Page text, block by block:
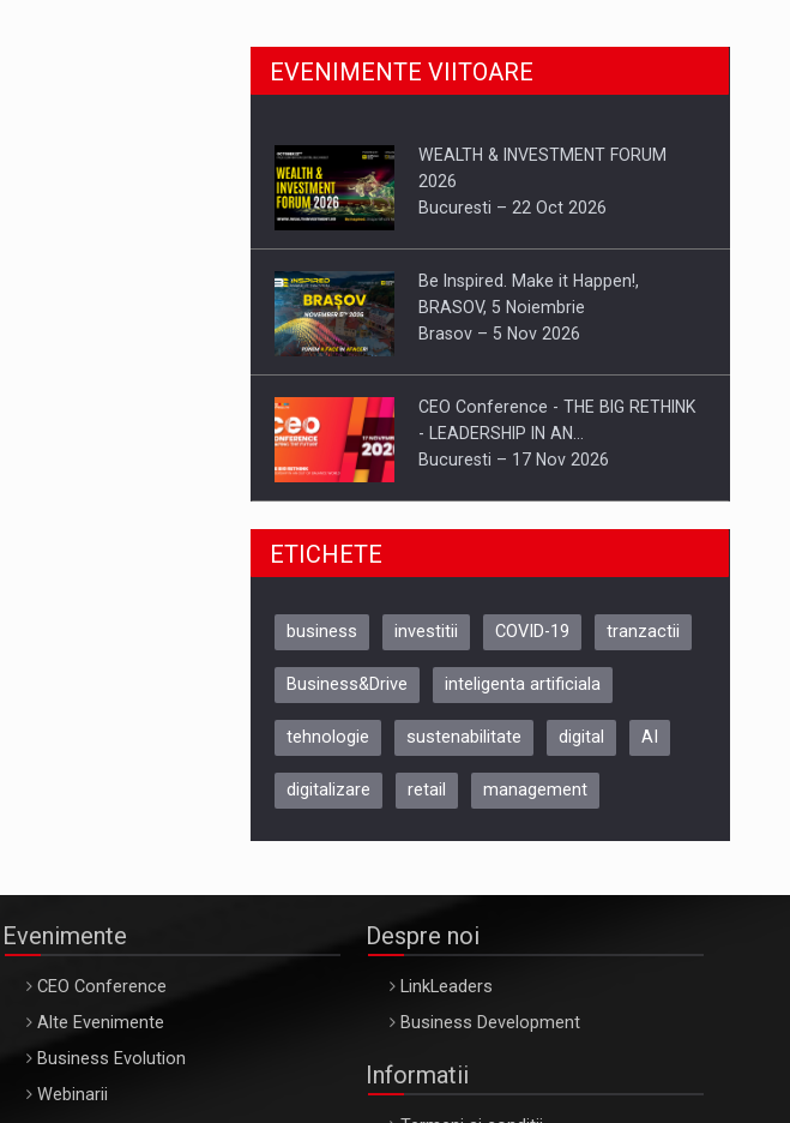
EVENIMENTE VIITOARE
WEALTH & INVESTMENT FORUM
2026
Bucuresti – 22 Oct 2026
Be Inspired. Make it Happen!,
BRASOV, 5 Noiembrie
Brasov – 5 Nov 2026
CEO Conference - THE BIG RETHINK
- LEADERSHIP IN AN…
Bucuresti – 17 Nov 2026
Be Inspired. Make it Happen!, CLUJ, 9
ARTEMIS LETO, ORADEA, 8
Oradea – 8 Oct 2026
ETICHETE
business investitii COVID-19 tranzactii
Business&Drive inteligenta artificiala
tehnologie sustenabilitate digital AI
digitalizare retail management
Evenimente
CEO Conference
Alte Evenimente
Business Evolution
Webinarii
Despre noi
LinkLeaders
Business Development
Informatii